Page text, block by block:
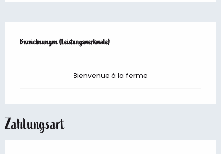
Bezeichnungen (Leistungsmerkmale)
Bezeichnungen (Leistungsmerkmale)
Bienvenue à la ferme
Zahlungsart